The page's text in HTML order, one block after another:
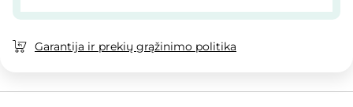
Garantija ir prekių grąžinimo politika